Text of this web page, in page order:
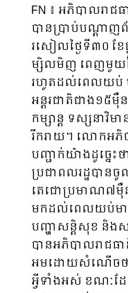
FN ៖ អភិបាលរា
បានប្រាប់បណ្ដាញ
រសៀលថ្ងៃទី៣០ ខែ
ម្សិលមិញ ពេញមួយថ្
រហូតដល់ពេលយប់ ម
អន្ដរជាតិជាង១៥
កម្សាន្ដ ទស្សនាវិ
រីករាយ។ លោកអភិ
បញ្ជាក់យ៉ាងដូច្នេះ
ប្រជាពលរដ្ឋបាន
តេជោប្រមាណ៧ម៉ឺ
មកដល់ពេលយប់មា
បញ្ហាសន្ដិសុខ និង
បានអភិបាលរាជធ
អមដោយសំណើចថា
អ្វីទាំងអស់ ខណៈដែ